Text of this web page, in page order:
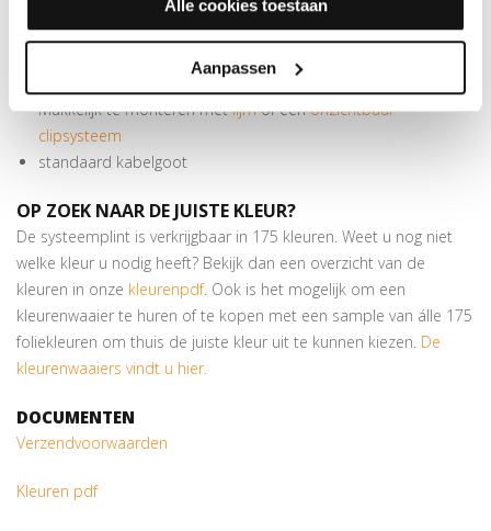
Alle cookies toestaan
Aanpassen
RECHTE FOLIEPLINT 14X70MM
PEFC/FSC certificatie: FSC Mix 70%
Beschermt de muren tegen beschadigingen van stofzuigers
Makkelijk te monteren metlijmof eenonzichtbaar
clipsysteem
standaard kabelgoot
OP ZOEK NAAR DE JUISTE KLEUR?
De systeemplint is verkrijgbaar in 175 kleuren. Weet u nog niet
welke kleur u nodig heeft? Bekijk dan een overzicht van de
kleuren in onze kleurenpdf. Ook is het mogelijk om een
kleurenwaaier te huren of te kopen met een sample van álle 175
foliekleuren om thuis de juiste kleur uit te kunnen kiezen. De
kleurenwaaiers vindt u hier.
DOCUMENTEN
Verzendvoorwaarden
Kleuren pdf